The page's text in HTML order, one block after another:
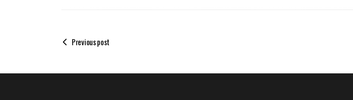
Previous post